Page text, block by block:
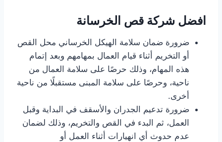
افضل شركة قص الخرسانة
ضرورة ضمان سلامة الهيكل الخرساني محل القص
أو التخريم أثناء قيام العمال بمهامهم وبعد إتمام
هذه المهام، وذلك حرصًا على سلامة العمال من
ناحية، وحرصًا على سلامة المبنى مستقبلًا من ناحية
أخرى.
ضرورة تدعيم الجدران والأسقف في البداية وقبل
العمل، ثم البدء في القص والتخريم، وذلك لضمان
عدم حدوث أي انهيارات أثناء العمل أو